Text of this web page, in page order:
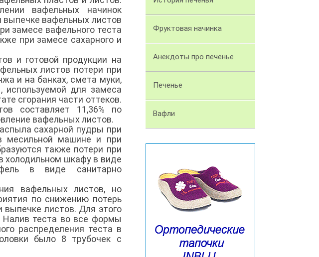
вафельных начинок
выпечке вафельных листов
замесе вафельного теста
при замесе сахарного и
и готовой продукции на
листов потери при
и на банках, смета муки,
используемой для замеса
сгорания части оттеков.
составляет 11,36% по
вафельных листов.
сахарной пудры при
месильной машине и при
также потери при
холодильном шкафу в виде
в виде санитарно
вафельных листов, но
по снижению потерь
листов. Для этого
теста во все формы
распределения теста в
было 8 трубочек с
Фруктовая начинка
Анекдоты про печенье
Печенье
Вафли